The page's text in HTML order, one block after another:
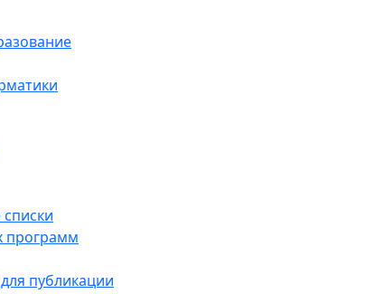
программ
публикации